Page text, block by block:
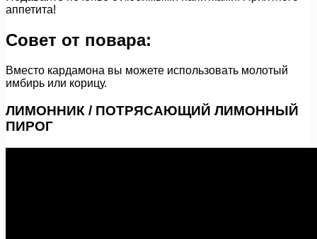
аппетита!
Совет от повара:
Вместо кардамона вы можете использовать молотый
имбирь или корицу.
ЛИМОННИК / ПОТРЯСАЮЩИЙ ЛИМОННЫЙ
ПИРОГ